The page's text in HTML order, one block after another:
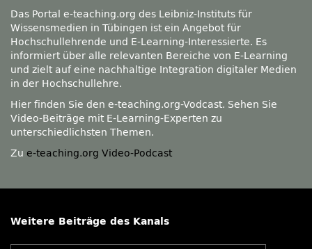
Das Portal e-teaching.org des Leibniz-Instituts für
Wissensmedien in Tübingen ist ein Angebot für
Hochschullehrende und E-Learning-Interessierte. Es
informiert über alle relevanten Bereiche von E-Learning
und zielt auf eine nachhaltige Integration digitaler Medien
in der Hochschullehre.
Hier finden Sie den e-teaching.org-Vodcast. Sehen Sie
Video-Beiträge mit E-Learning-Experten zu
unterschiedlichsten Themen.
Zu e-teaching.org Video-Podcast
Weitere Beiträge des Kanals